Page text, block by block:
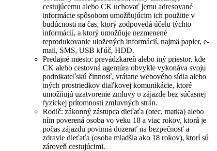
cestujúcemu alebo CK uchovať jemu adresované
informácie spôsobom umožňujúcim ich použitie v
budúcnosti na čas, ktorý zodpovedá účelu týchto
informácií, a ktorý umožňuje nezmenené
reprodukovanie uložených informácií, najmä papier, e-
mail, SMS, USB kľúč, HDD.
Predajné miesto: prevádzkareň alebo iný priestor, kde
CK alebo cestovná agentúra obvykle vykonáva svoju
podnikateľskú činnosť, vrátane webového sídla alebo
iných prostriedkov diaľkovej komunikácie, ktoré
umožňujú uzatvorenie zmluvy o zájazde bez súčasnej
fyzickej prítomnosti zmluvných strán.
Rodič: zákonný zástupca dieťaťa (otec, matka) alebo
ním poverená osoba vo veku 18 a viac rokov, ktorá je
počas zájazdu povinná dozerať na bezpečnosť a
zdravie dieťaťa (osoba mladšia ako 18 rokov), ktorí sú
zároveň cestujúcimi.